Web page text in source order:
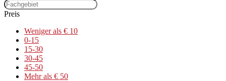
Preis
Weniger als € 10
0-15
15-30
30-45
45-50
Mehr als € 50